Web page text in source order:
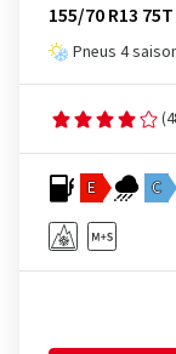
155/70 R13 75T
Pneus 4
E C